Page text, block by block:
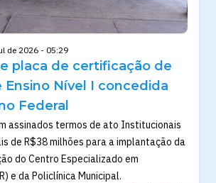
de 2026 - 05:29
placa de certificação de
Ensino Nível I concedida
Federal
assinados termos de ato Institucionais
de R$38 milhões para a implantação da
do Centro Especializado em
e da Policlínica Municipal.